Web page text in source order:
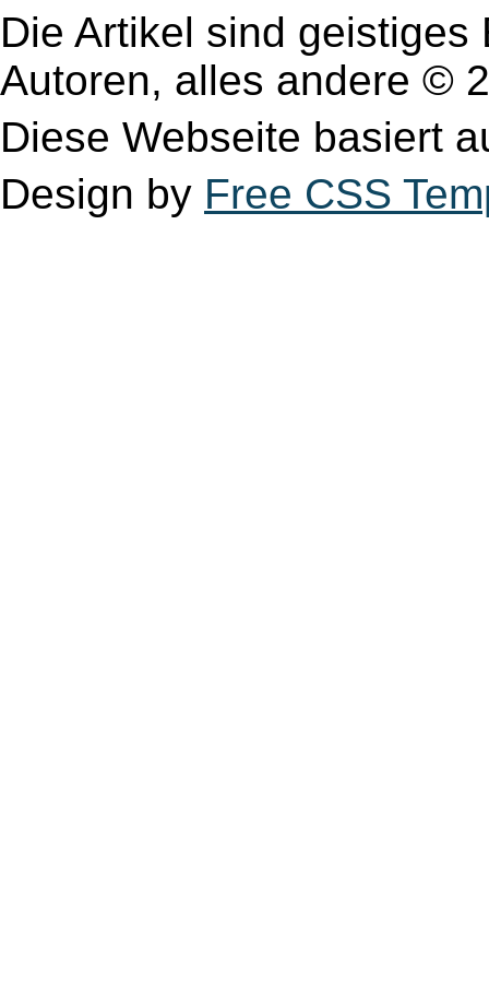
Die Artikel sind
Autoren, alles andere ©
Diese Webseite basiert
Design by Free CSS